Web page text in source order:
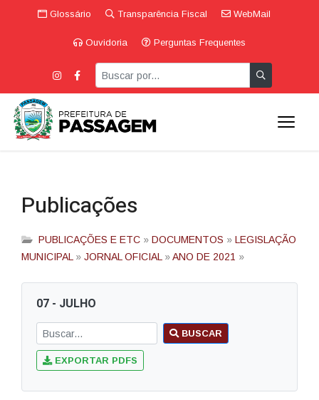
Glossário Transparência Fiscal WebMail
Ouvidoria Perguntas Frequentes
Publicações
PUBLICAÇÕES E ETC » DOCUMENTOS » LEGISLAÇÃO
MUNICIPAL » JORNAL OFICIAL »ANO DE 2021 »
07 - JULHO
BUSCAR
EXPORTAR PDFS